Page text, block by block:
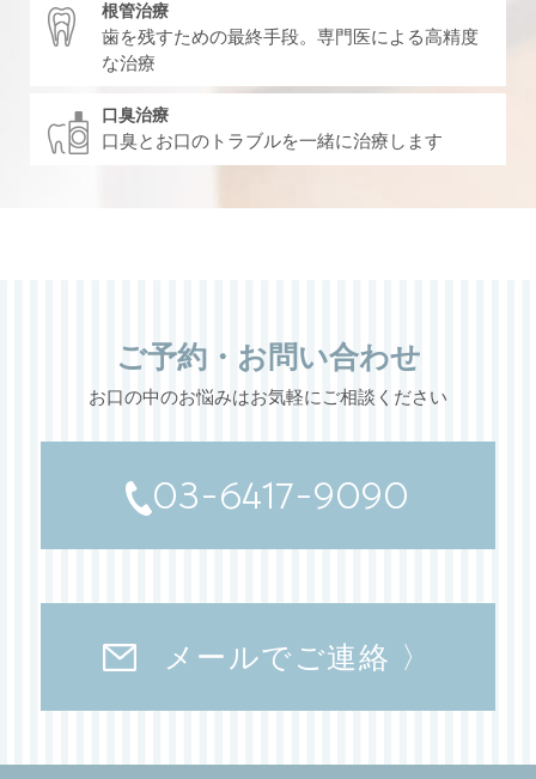
根管治療
歯を残すための最終手段。専門医による高精度
な治療
口臭治療
口臭とお口のトラブルを一緒に治療します
ご予約・お問い合わせ
お口の中のお悩みはお気軽にご相談ください
03-6417-9090
メールでご連絡 〉